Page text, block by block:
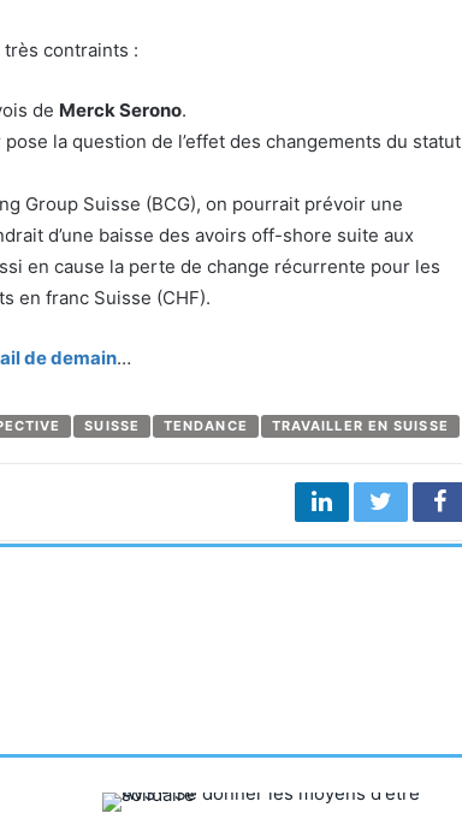
très contraints :
de Merck Serono.
la question de l’effet des changements du statut
Group Suisse (BCG), on pourrait prévoir une
d’une baisse des avoirs off-shore suite aux
en cause la perte de change récurrente pour les
en franc Suisse (CHF).
de demain…
SUISSE TENDANCE TRAVAILLER EN SUISSE